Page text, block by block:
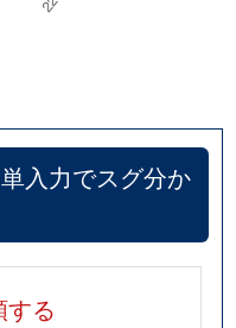
入力でスグ分か
る